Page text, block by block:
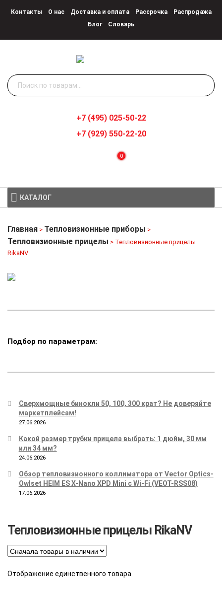
Контакты О нас Доставка и оплата Рассрочка
Распродажа
Блог
Словарь
Искать:
0
+7 (495) 025-50-22
+7 (929) 550-22-20
КАТАЛОГ
Главная > Тепловизионные приборы >
Тепловизионные прицелы > Тепловизионные прицелы
RikaNV
Подбор по параметрам:
Сверхмощные бинокли 50, 100, 300 крат? Не доверяйте
маркетплейсам!
27.06.2026
Какой размер трубки прицела выбрать: 1 дюйм, 30 мм
или 34 мм?
24.06.2026
Обзор тепловизионного коллиматора от Vector Optics-
Owlset HEIM ES X-Nano XPD Mini с Wi-Fi (VEOT-RSS08)
17.06.2026
Тепловизионные прицелы RikaNV
Отображение единственного товара